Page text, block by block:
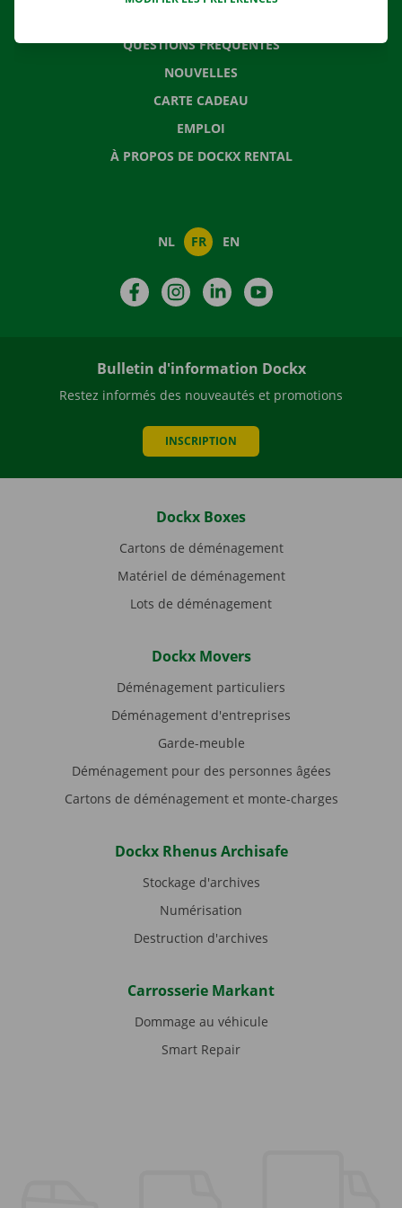
QUESTIONS FRÉQUENTES
NOUVELLES
CARTE CADEAU
EMPLOI
À PROPOS DE DOCKX RENTAL
NL FR EN
FacebookInstagramLinkedIn
Bulletin d'information Dockx
Restez informés des nouveautés et promotions
INSCRIPTION
Dockx Boxes
Cartons de déménagement
Matériel de déménagement
Lots de déménagement
Dockx Movers
Déménagement particuliers
Déménagement d'entreprises
Garde-meuble
Déménagement pour des personnes âgées
Cartons de déménagement et monte-charges
Dockx Rhenus Archisafe
Stockage d'archives
Numérisation
Destruction d'archives
Carrosserie Markant
Dommage au véhicule
Smart Repair